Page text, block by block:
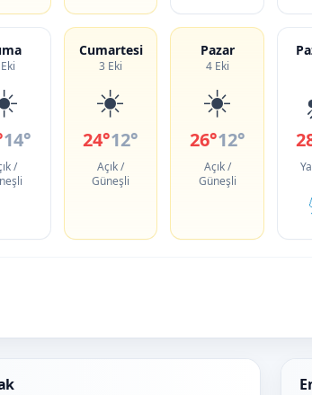
14°
/
Cumartesi
3 Eki
☀️
24°12°
Açık /
Güneşli
Pazar
4 Eki
☀️
26°12°
Açık /
Güneşli